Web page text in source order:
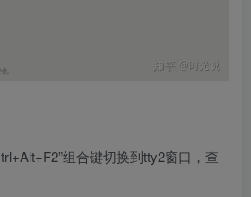
组合键切换到tty2窗口，查